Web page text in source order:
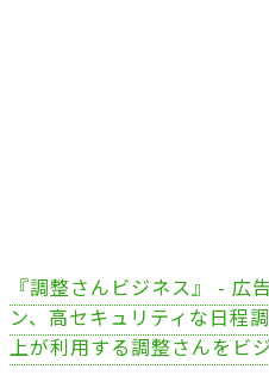
『調整さんビジネス』 - 広
ン、高セキュリティな日程
上が利用する調整さんをビ